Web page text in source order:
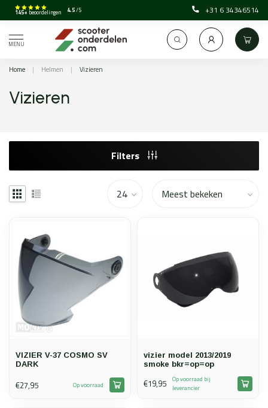
145+ beoordelingen 4.5/5 +31 6 34346514
MENU
Home | Helmen | Vizieren
Vizieren
Filters
VIZIER V-37 COSMO SV
DARK
€27,95 Op voorraad
vizier model 2013/2019
smoke bkr=op=op
€19,95
Op voorraad bij
leverancier